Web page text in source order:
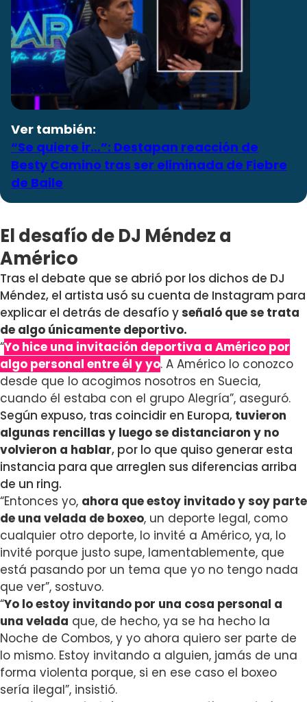
Ver también:
“Se quiere ir…”: Destapan reacción de
Besty Camino tras ser eliminada de Fiebre
de Baile
El desafío de DJ Méndez a
Américo
Tras el debate que se abrió por los dichos de DJ
Méndez, el artista usó su cuenta de Instagram para
explicar el detrás de desafío yseñaló que se trata
de algo únicamente deportivo.
“Yo hice una invitación deportiva a Américo por
algo personal entre él y yo. A Américo lo conozco
desde que lo acogimos nosotros en Suecia,
cuando él estaba con el grupo Alegría”, aseguró.
Según expuso, tras coincidir en Europa, tuvieron
algunas rencillas y luego se distanciaron y no
volvieron a hablar, por lo que quiso generar esta
instancia para que arreglen sus diferencias arriba
de un ring.
“Entonces yo, ahora que estoy invitado y soy parte
de una velada de boxeo, un deporte legal, como
cualquier otro deporte, lo invité a Américo, ya, lo
invité porque justo supe, lamentablemente, que
está pasando por un tema que yo no tengo nada
que ver”, sostuvo.
“Yo lo estoy invitando por una cosa personal a
una velada que, de hecho, ya se ha hecho la
Noche de Combos, y yo ahora quiero ser parte de
lo mismo. Estoy invitando a alguien, jamás de una
forma violenta porque, si en ese caso el boxeo
sería ilegal”, insistió.